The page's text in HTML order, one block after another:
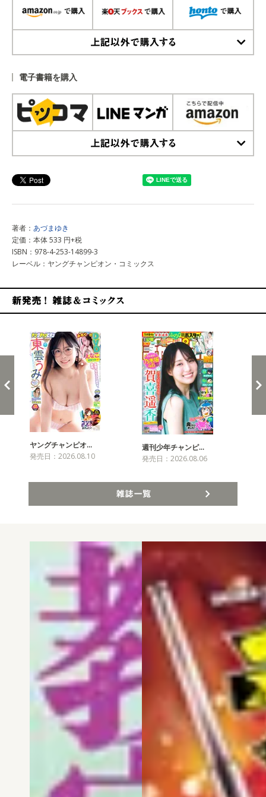
電子書籍を購入
著者： あづまゆき
定価：本体 533 円+税
ISBN：978-4-253-14899-3
レーベル：ヤングチャンピオン・コミックス
ヤングチャンピオ…
発売日：2026.08.10
週刊少年チャンピ…
発売日：2026.08.06